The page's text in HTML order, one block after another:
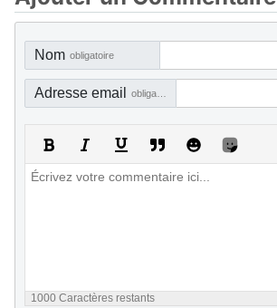
Nom obligatoire
Adresse email
1000 Caractères restants